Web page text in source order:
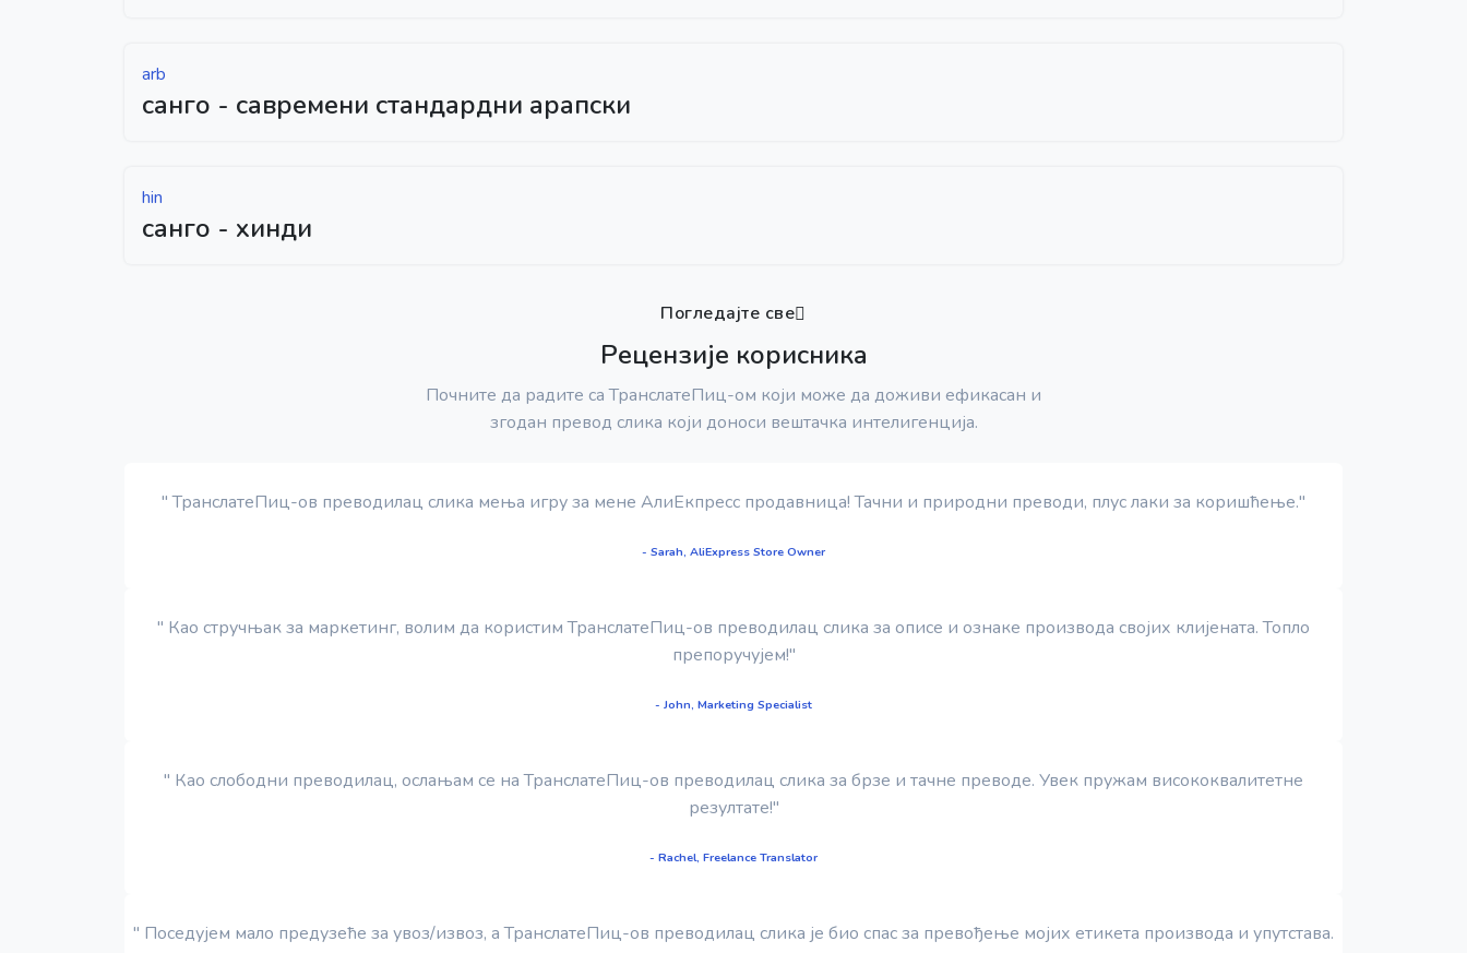
arb
санго - савремени стандардни арапски
hin
санго - хинди
Погледајте све
Рецензије корисника
Почните да радите са ТранслатеПиц-ом који може да доживи ефикасан и
згодан превод слика који доноси вештачка интелигенција.
" ТранслатеПиц-ов преводилац слика мења игру за мене АлиЕкпресс продавница! Тачни и природни преводи, плус лаки за коришћење."
- Sarah, AliExpress Store Owner
" Као стручњак за маркетинг, волим да користим ТранслатеПиц-ов преводилац слика за описе и ознаке производа својих клијената. Топло
препоручујем!"
- John, Marketing Specialist
" Као слободни преводилац, ослањам се на ТранслатеПиц-ов преводилац слика за брзе и тачне преводе. Увек пружам висококвалитетне
резултате!"
- Rachel, Freelance Translator
" Поседујем мало предузеће за увоз/извоз, а ТранслатеПиц-ов преводилац слика је био спас за превођење мојих етикета производа и упутстава.